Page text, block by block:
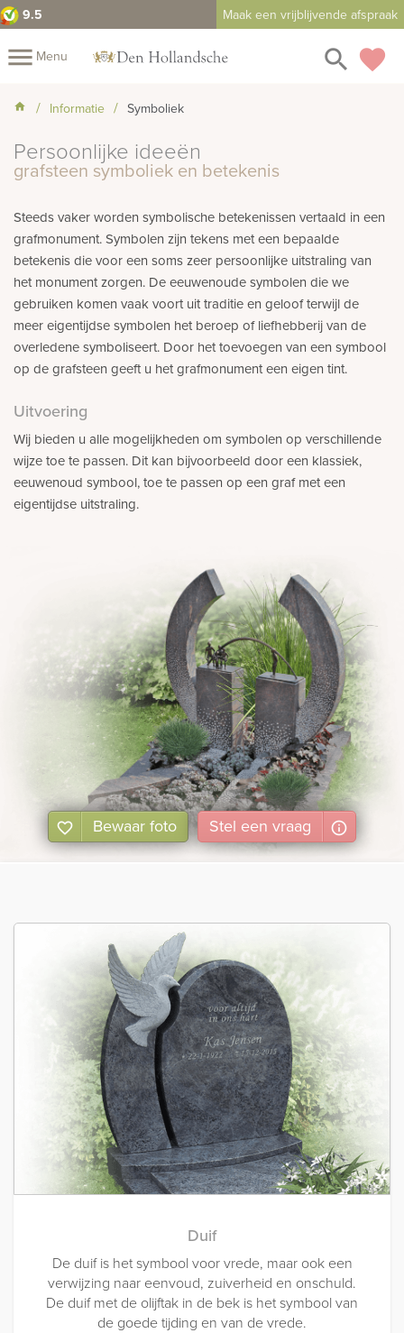
9.5 Maak een vrijblijvende afspraak
menu Menu favorite
search
close
Assortiment
Fotoboek
Informatie
ons
Winkels Contact
Bekijk
Informatie Symboliek
Persoonlijke ideeën
grafsteen symboliek en betekenis
Steeds vaker worden symbolische betekenissen vertaald in een
grafmonument. Symbolen zijn tekens met een bepaalde
betekenis die voor een soms zeer persoonlijke uitstraling van
het monument zorgen. De eeuwenoude symbolen die we
gebruiken komen vaak voort uit traditie en geloof terwijl de
meer eigentijdse symbolen het beroep of liefhebberij van de
overledene symboliseert. Door het toevoegen van een symbool
op de grafsteen geeft u het grafmonument een eigen tint.
Uitvoering
Wij bieden u alle mogelijkheden om symbolen op verschillende
wijze toe te passen. Dit kan bijvoorbeeld door een klassiek,
eeuwenoud symbool, toe te passen op een graf met een
eigentijdse uitstraling.
Bewaar foto Stel een vraag
Duif
De duif is het symbool voor vrede, maar ook een
verwijzing naar eenvoud, zuiverheid en onschuld.
De duif met de olijftak in de bek is het symbool van
de goede tijding en van de vrede.